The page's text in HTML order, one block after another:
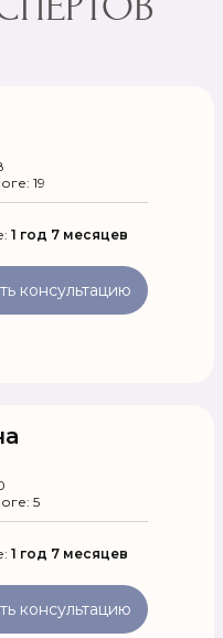
19
1 год 7 месяцев
консультацию
5
1 год 7 месяцев
консультацию